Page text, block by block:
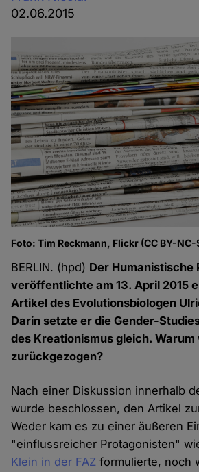
02.06.2015
Foto: Tim Reckmann, Flickr (CC BY-NC-
BERLIN. (hpd) Der Humanistische
veröffentlichte am 13. April 2015
Artikel des Evolutionsbiologen
Darin setzte er die Gender-
des Kreationismus gleich.
zurückgezogen?
Nach einer Diskussion innerhalb
wurde beschlossen, den Artikel
Weder kam es zu einer äußeren
"einflussreicher Protagonisten"
Klein in der FAZ formulierte, noch